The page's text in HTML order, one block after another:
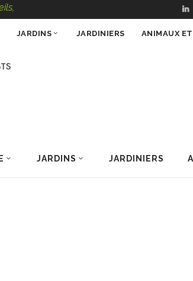
Podcasts – 100 % Nature
JARDINS JARDINIERS
JARDINS JARDINIERS ANIMAUX